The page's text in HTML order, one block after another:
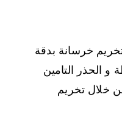
خرسانة بدقة
و الحذر التامين
خلال تخريم